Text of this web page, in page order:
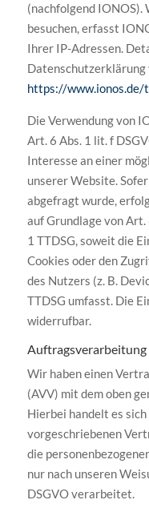
(nachfolgend IONOS).
besuchen, erfasst
Ihrer IP-Adressen.
Datenschutzerklärung
https://
Die Verwendung von
Art. 6 Abs. 1 lit. f
Interesse an einer
unserer Website.
abgefragt wurde,
auf Grundlage von Art.
1 TTDSG, soweit die
Cookies oder den
des Nutzers (z. B.
TTDSG umfasst. Die
widerrufbar.
Auftragsverarbeitung
Wir haben einen
(AVV) mit dem oben
Hierbei handelt es
vorgeschriebenen
die
nur nach unseren
DSGVO verarbeitet.